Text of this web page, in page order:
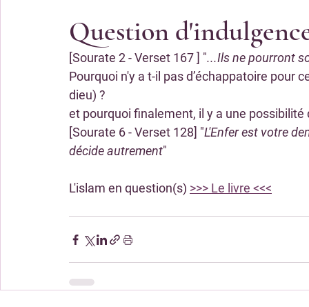
Question
[Sourate 2 - Verset 167 ] "...Ils ne pourront
Pourquoi n'y a t-il pas d’échappatoire pour
dieu) ?
et pourquoi finalement, il y a une
[Sourate 6 - Verset 128] "L'Enfer est votre
décide autrement"
L'islam en question(s) >>> Le livre <<<